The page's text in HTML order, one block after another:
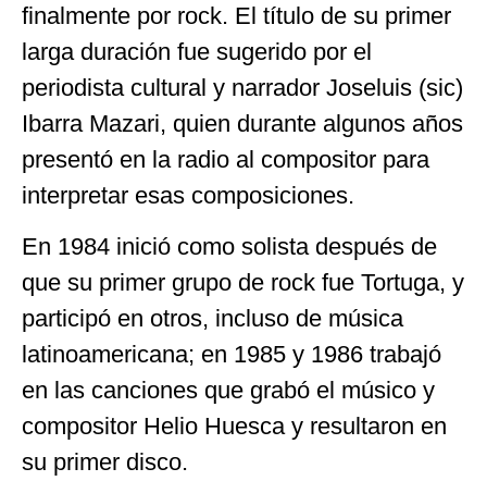
finalmente por rock. El título de su primer
larga duración fue sugerido por el
periodista cultural y narrador Joseluis (sic)
Ibarra Mazari, quien durante algunos años
presentó en la radio al compositor para
interpretar esas composiciones.
En 1984 inició como solista después de
que su primer grupo de rock fue Tortuga, y
participó en otros, incluso de música
latinoamericana; en 1985 y 1986 trabajó
en las canciones que grabó el músico y
compositor Helio Huesca y resultaron en
su primer disco.